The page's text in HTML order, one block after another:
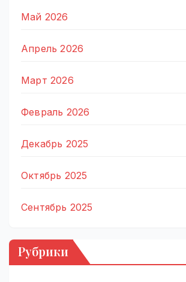
Май 2026
Апрель 2026
Март 2026
Февраль 2026
Декабрь 2025
Октябрь 2025
Сентябрь 2025
Рубрики